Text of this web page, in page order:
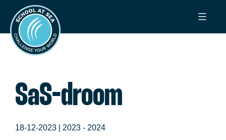
naar
inhoud
School
at
Sea
SaS-droom
18-12-2023 | 2023 - 2024